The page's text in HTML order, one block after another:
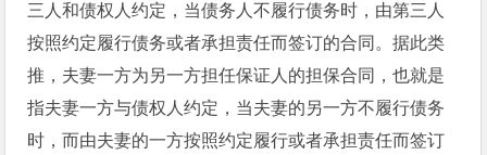
三人和债权人约定，当债务人不履行债务时，由第三人
按照约定履行债务或者承担责任而签订的合同。据此类
推，夫妻一方为另一方担任保证人的担保合同，也就是
指夫妻一方与债权人约定，当夫妻的另一方不履行债务
时，而由夫妻的一方按照约定履行或者承担责任而签订